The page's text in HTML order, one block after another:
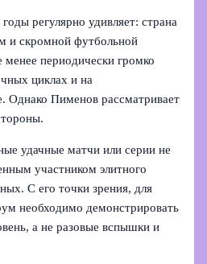
регулярно удивляет: страна
и скромной футбольной
периодически громко
циклах и на
Однако Пименов рассматривает
удачные матчи или серии не
участником элитного
С его точки зрения, для
необходимо демонстрировать
а не разовые вспышки и